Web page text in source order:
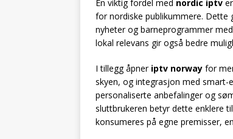
En viktig fordel med nordic iptv
for nordiske publikummere. Dette
nyheter og barneprogrammer
lokal relevans gir også bedre
I tillegg åpner iptv norway for
skyen, og integrasjon med smart-
personaliserte anbefalinger og
sluttbrukeren betyr dette enklere
konsumeres på egne premisser,